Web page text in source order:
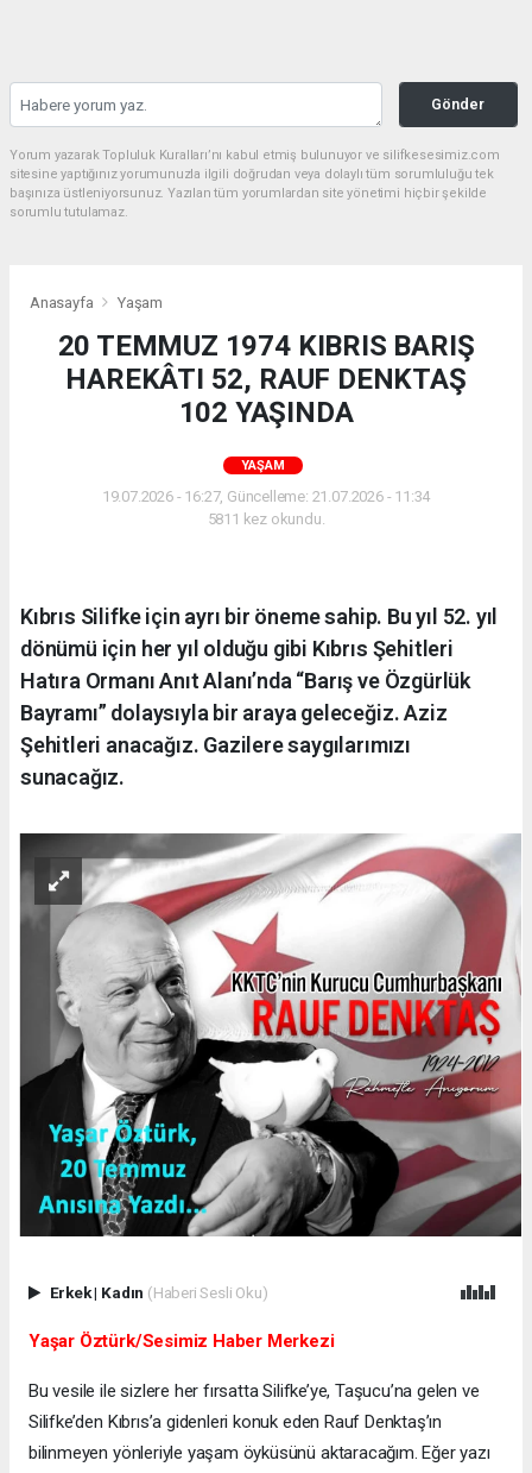
Gönder
Yorum yazarak Topluluk Kuralları’nı kabul etmiş bulunuyor ve silifkesesimiz.com
sitesine yaptığınız yorumunuzla ilgili doğrudan veya dolaylı tüm sorumluluğu tek
başınıza üstleniyorsunuz. Yazılan tüm yorumlardan site yönetimi hiçbir şekilde
sorumlu tutulamaz.
Anasayfa Yaşam
20 TEMMUZ 1974 KIBRIS BARIŞ
HAREKÂTI 52, RAUF DENKTAŞ
102 YAŞINDA
YAŞAM
19.07.2026 - 16:27, Güncelleme: 21.07.2026 - 11:34
5811 kez okundu.
Kıbrıs Silifke için ayrı bir öneme sahip. Bu yıl 52. yıl
dönümü için her yıl olduğu gibi Kıbrıs Şehitleri
Hatıra Ormanı Anıt Alanı’nda “Barış ve Özgürlük
Bayramı” dolaysıyla bir araya geleceğiz. Aziz
Şehitleri anacağız. Gazilere saygılarımızı
sunacağız.
Erkek| Kadın (Haberi Sesli Oku)
Yaşar Öztürk/Sesimiz Haber Merkezi
Bu vesile ile sizlere her fırsatta Silifke’ye, Taşucu’na gelen ve
Silifke’den Kıbrıs’a gidenleri konuk eden Rauf Denktaş’ın
bilinmeyen yönleriyle yaşam öyküsünü aktaracağım. Eğer yazı